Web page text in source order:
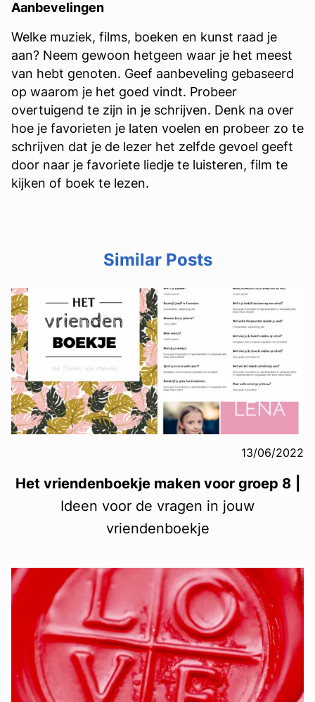
Aanbevelingen
Welke muziek, films, boeken en kunst raad je
aan? Neem gewoon hetgeen waar je het meest
van hebt genoten. Geef aanbeveling gebaseerd
op waarom je het goed vindt. Probeer
overtuigend te zijn in je schrijven. Denk na over
hoe je favorieten je laten voelen en probeer zo te
schrijven dat je de lezer het zelfde gevoel geeft
door naar je favoriete liedje te luisteren, film te
kijken of boek te lezen.
Similar Posts
13/06/2022
Het vriendenboekje maken voor groep 8
Ideen voor de vragen in jouw
vriendenboekje